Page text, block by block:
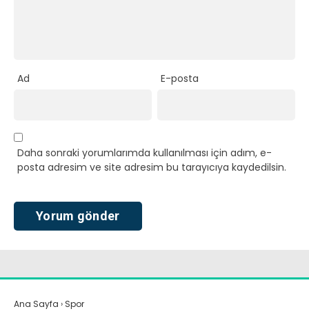
Ad E-posta
Daha sonraki yorumlarımda kullanılması için adım, e-
posta adresim ve site adresim bu tarayıcıya kaydedilsin.
Ana Sayfa › Spor